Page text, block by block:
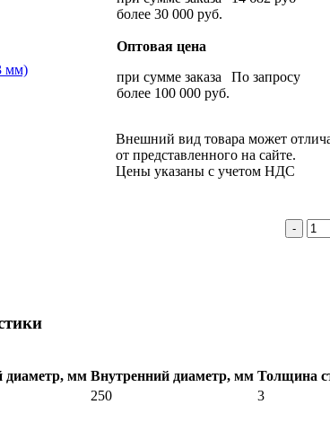
более 30 000 руб.
Оптовая цена
при сумме заказа
более 100 000 руб.
По запросу
Внешний вид товара может
от представленного на сайте.
Цены указаны с учетом НДС
мм Внутренний диаметр, мм Толщина
250 3